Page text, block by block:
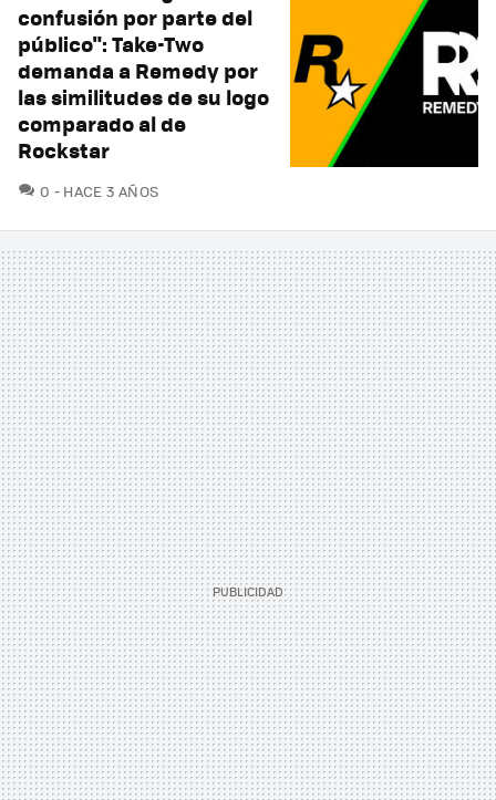
confusión por parte del
público": Take-Two
demanda a Remedy por
las similitudes de su logo
comparado al de
Rockstar
0 COMENTARIOS
HACE 3 AÑOS